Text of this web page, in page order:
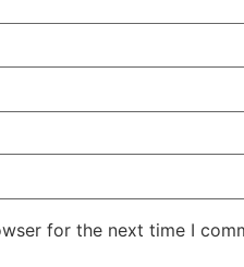
for the next time I